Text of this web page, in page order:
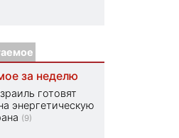
за неделю
готовят
энергетическую
(9)